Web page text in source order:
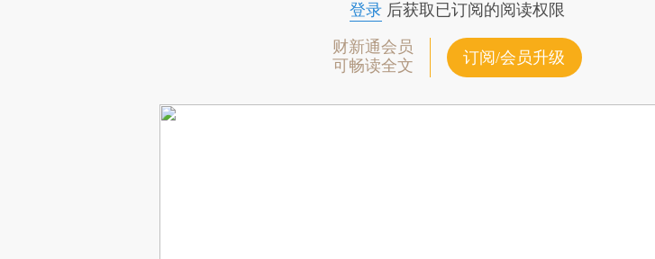
登录后获取已订阅的阅读权限
财新通会员
可畅读全文
订阅/会员升级